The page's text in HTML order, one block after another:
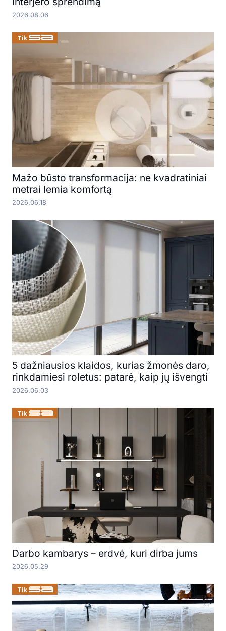
2026.08.06
Mažo būsto transformacija: ne kvadratiniai
metrai lemia komfortą
2026.06.18
5 dažniausios klaidos, kurias žmonės daro,
rinkdamiesi roletus: patarė, kaip jų išvengti
2026.06.03
Darbo kambarys – erdvė, kuri dirba jums
2026.05.29